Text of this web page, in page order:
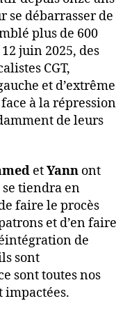
se débarrasser de
plus de 600
juin 2025, des
CGT,
et d’extrême
à la répression
de leurs
etYann ont
tiendra en
faire le procès
et d’en faire
de
sont
sont toutes nos